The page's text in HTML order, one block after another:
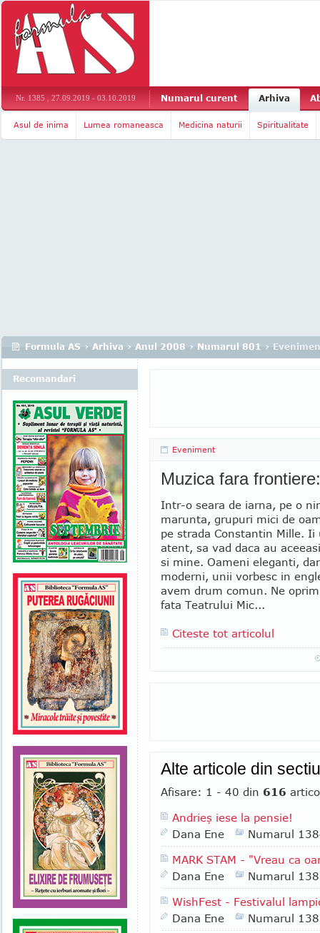
Nr. 1385 , 27.09.2019 - 03.10.2019 Numarul curent Arhiva
Asul de inima Lumea romaneasca Medicina naturii Spiritualitate
Formula AS › Arhiva › Anul 2008 › Numarul 801 ›
Eveniment
Muzica fara
Intr-o seara de iarna, pe o
marunta, grupuri mici de
pe strada Constantin Mille. Ii
atent, sa vad daca au
si mine. Oameni eleganti,
moderni, unii vorbesc in
avem drum comun. Ne
fata Teatrului Mic...
Citeste tot articolul
Alte articole din
Afisare: 1 - 40 din 616
Andrieş iese la pensie!
Dana Ene
Numarul
MARK STAM - "Vreau ca
Dana Ene
Numarul
WishFest - Festivalul
Dana Ene
Numarul
Recomandari